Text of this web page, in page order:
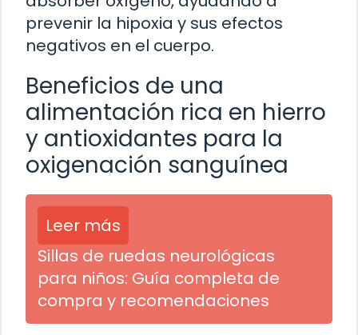
prevenir la hipoxia y sus efectos
negativos en el cuerpo.
Beneficios de una
alimentación rica en hierro
y antioxidantes para la
oxigenación sanguínea
Leer más
Sillas de ruedas neurológicas
para niños: Guía completa de
compra y recomendaciones